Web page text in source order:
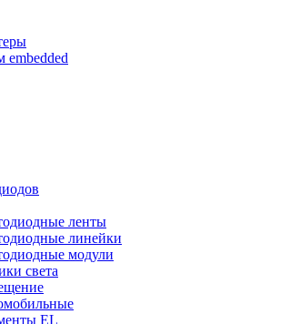
embedded
ленты
линейки
модули
света
EL